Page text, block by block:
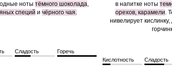
ноты тёмного шоколада,
специй и чёрного чая.
Сладость Горечь
в напитке ноты
орехов, карамели.
нивелирует
Кислотность Сладость